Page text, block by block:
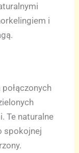
i
Te naturalne
spokojnej